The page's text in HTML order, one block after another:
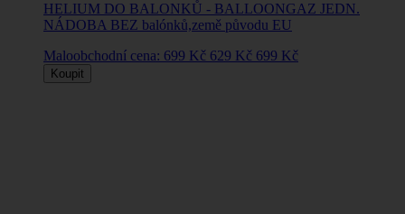
HELIUM DO BALONKŮ - BALLOONGAZ JEDN.
NÁDOBA BEZ balónků,země původu EU
Maloobchodní cena: 699 Kč 629 Kč 699 Kč
Koupit